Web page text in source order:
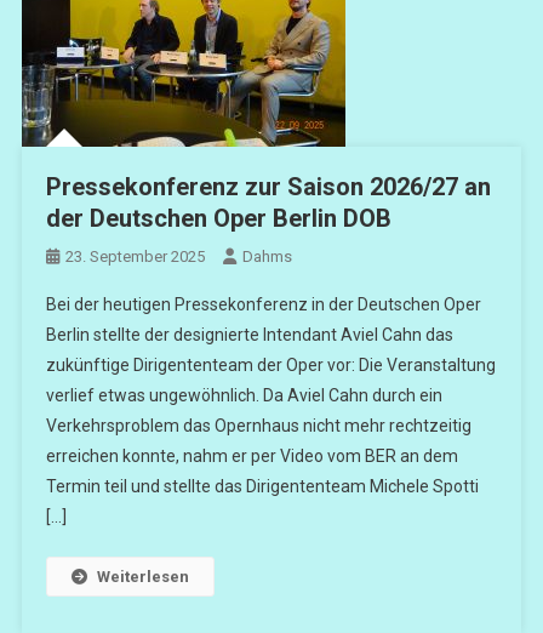
Pressekonferenz zur Saison 2026/27 an
der Deutschen Oper Berlin DOB
23. September 2025 Dahms
Bei der heutigen Pressekonferenz in der Deutschen Oper
Berlin stellte der designierte Intendant Aviel Cahn das
zukünftige Dirigententeam der Oper vor: Die Veranstaltung
verlief etwas ungewöhnlich. Da Aviel Cahn durch ein
Verkehrsproblem das Opernhaus nicht mehr rechtzeitig
erreichen konnte, nahm er per Video vom BER an dem
Termin teil und stellte das Dirigententeam Michele Spotti
[…]
Weiterlesen